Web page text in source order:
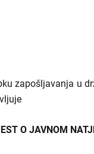
zapošljavanja u
O JAVNOM